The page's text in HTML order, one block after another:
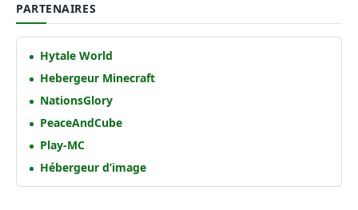
PARTENAIRES
Hytale World
Hebergeur Minecraft
NationsGlory
PeaceAndCube
Play-MC
Hébergeur d’image